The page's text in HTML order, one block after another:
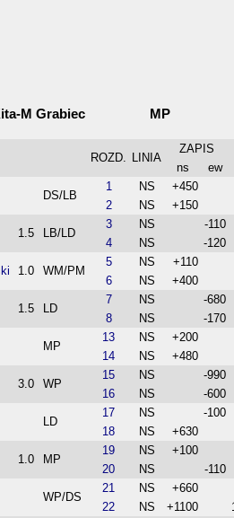
M Kita-M Grabiec MP
ROZD. LINIA
ZAPIS
ns
ew
DS/LB
1 NS
+450
2
NS +150
1.5 LB/LD
3 NS
-110
4
NS -120
1.0 WM/PM
5 NS
+110
6
NS +400
1.5 LD
7 NS
-680
8
NS -170
MP
13 NS
+200
14
NS +480
3.0 WP
15 NS
-990
16
NS -600
LD
17 NS
-100
18
NS +630
1.0 MP
19 NS
+100
20
NS -110
WP/DS
21 NS
+660
22
NS +1100